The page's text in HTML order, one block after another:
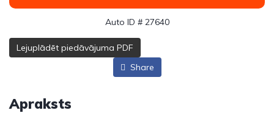
Auto ID # 27640
Lejuplādēt piedāvājuma PDF
Share
Apraksts